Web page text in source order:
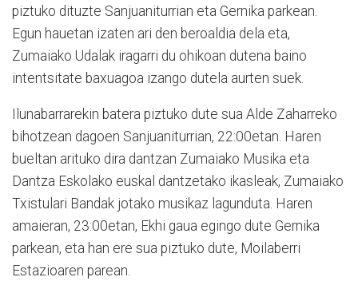
piztuko dituzte Sanjuaniturrian eta Gernika parkean.
Egun hauetan izaten ari den beroaldia dela eta,
Zumaiako Udalak iragarri du ohikoan dutena baino
intentsitate baxuagoa izango dutela aurten suek.
Ilunabarrarekin batera piztuko dute sua Alde Zaharreko
bihotzean dagoen Sanjuaniturrian, 22:00etan. Haren
bueltan arituko dira dantzan Zumaiako Musika eta
Dantza Eskolako euskal dantzetako ikasleak, Zumaiako
Txistulari Bandak jotako musikaz lagunduta. Haren
amaieran, 23:00etan, Ekhi gaua egingo dute Gernika
parkean, eta han ere sua piztuko dute, Moilaberri
Estazioaren parean.